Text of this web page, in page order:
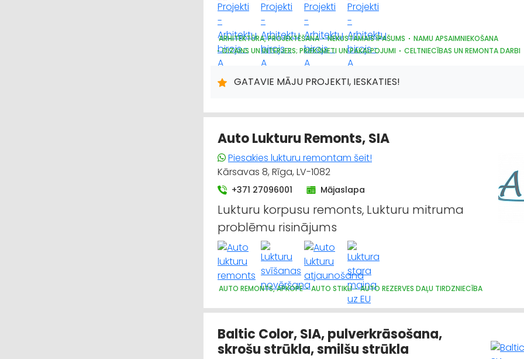
ARHITEKTŪRA, PROJEKTĒŠANA NEKUSTAMAIS ĪPAŠUMS
NAMU APSAIMNIEKOŠANA
DIZAINS UN INTERJERS; PRIEKŠMETI UN PAKALPOJUMI
CELTNIECĪBAS UN REMONTA DARBI
GATAVIE MĀJU PROJEKTI, IESKATIES!
Auto Lukturu Remonts, SIA
Piesakies lukturu remontam šeit!
Kārsavas 8, Rīga, LV-1082
+371 27096001 Mājaslapa
Lukturu korpusu remonts, Lukturu mitruma
problēmu risinājums
AUTO REMONTS, APKOPE AUTO STIKLI AUTO REZERVES DAĻU TIRDZNIECĪBA
Baltic Color, SIA, pulverkrāsošana,
skrošu strūkla, smilšu strūkla